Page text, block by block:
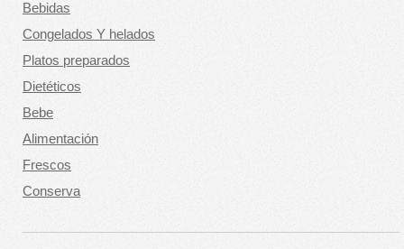
Bebidas
Congelados Y helados
Platos preparados
Dietéticos
Bebe
Alimentación
Frescos
Conserva